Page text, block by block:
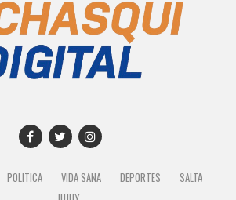
POLITICA VIDA SANA DEPORTES
SALTA